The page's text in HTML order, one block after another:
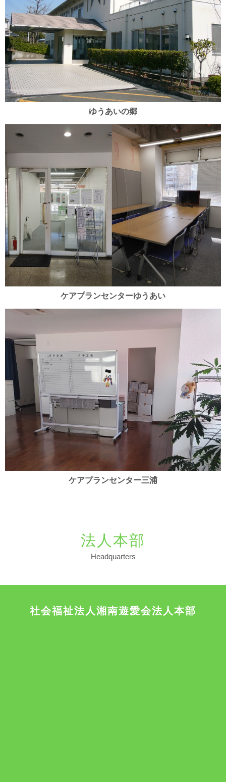
ゆうあいの郷
ケアプランセンターゆうあい
ケアプランセンター三浦
法人本部
Headquarters
社会福祉法人湘南遊愛会法人本部